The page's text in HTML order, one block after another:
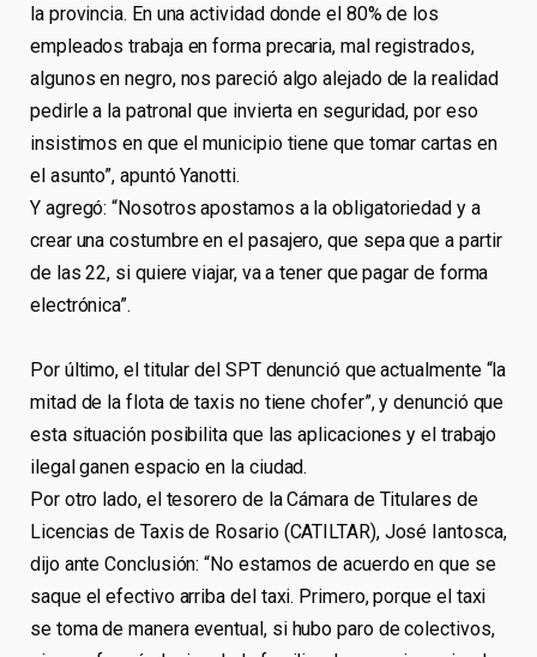
la provincia. En una actividad donde el 80% de los
empleados trabaja en forma precaria, mal registrados,
algunos en negro, nos pareció algo alejado de la realidad
pedirle a la patronal que invierta en seguridad, por eso
insistimos en que el municipio tiene que tomar cartas en
el asunto”, apuntó Yanotti.
Y agregó: “Nosotros apostamos a la obligatoriedad y a
crear una costumbre en el pasajero, que sepa que a partir
de las 22, si quiere viajar, va a tener que pagar de forma
electrónica”.
Por último, el titular del SPT denunció que actualmente “la
mitad de la flota de taxis no tiene chofer”, y denunció que
esta situación posibilita que las aplicaciones y el trabajo
ilegal ganen espacio en la ciudad.
Por otro lado, el tesorero de la Cámara de Titulares de
Licencias de Taxis de Rosario (CATILTAR), José Iantosca,
dijo ante Conclusión: “No estamos de acuerdo en que se
saque el efectivo arriba del taxi. Primero, porque el taxi
se toma de manera eventual, si hubo paro de colectivos,